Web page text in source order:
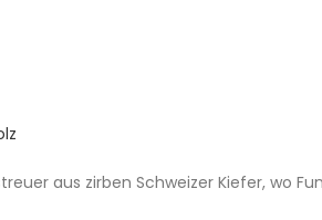
aus zirben Schweizer Kiefer, wo